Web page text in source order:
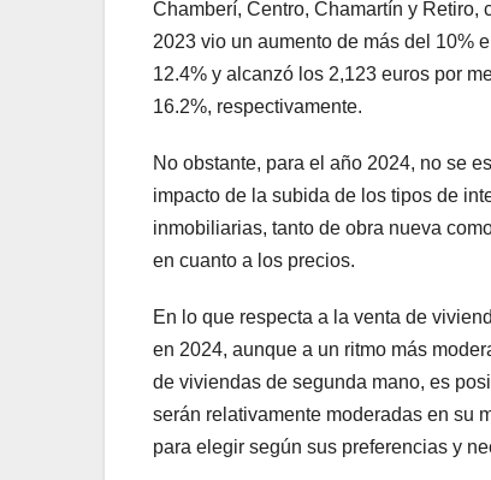
Chamberí, Centro, Chamartín y Retiro,
2023 vio un aumento de más del 10%
12.4% y alcanzó los 2,123 euros por
16.2%, respectivamente.
No obstante, para el año 2024, no se
impacto de la subida de los tipos de
inmobiliarias, tanto de obra nueva
en cuanto a los precios.
En lo que respecta a la venta de
en 2024, aunque a un ritmo más
de viviendas de segunda mano, es
serán relativamente moderadas en su
para elegir según sus preferencias y